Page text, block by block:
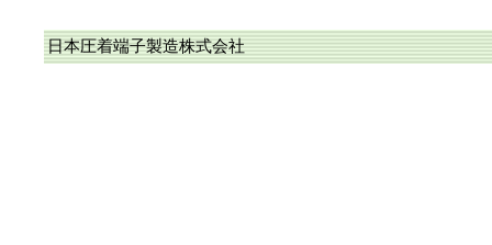
日本圧着端子製造株式会社